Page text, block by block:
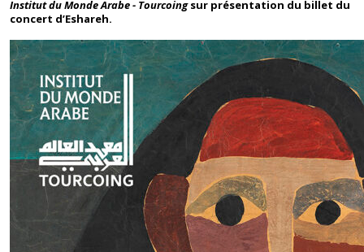
Institut du Monde Arabe - Tourcoingsur présentation du billet du
concert d’Eshareh.